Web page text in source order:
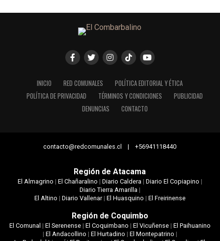
INICIO RED COMUNALES
POLÍTICA EDITORIAL Y ÉTICA
POLÍTICA DE PRIVACIDAD
TÉRMINOS Y CONDICIONES
PUBLICIDAD
DENUNCIAS
CONTACTO
contacto@redcomunales.cl | +56941118440
Región de Atacama
El Almagrino | El Chañaralino | Diario Caldera| Diario El Copiapino |
Diario Tierra Amarilla|
El Altino | Diario Vallenar| El Huasquino | El Freirinense
Región de Coquimbo
El Comunal | El Serenense| El Coquimbano | El Vicuñense| El Paihuanino
| El Andacollino | El Hurtadino | El Montepatrino |